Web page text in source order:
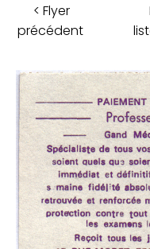
< Flyer
précédent